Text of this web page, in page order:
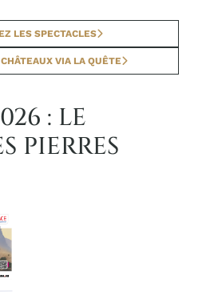
LES SPECTACLES
VIA LA QUÊTE
: LE
PIERRES